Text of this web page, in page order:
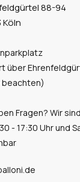
88-94
über
beachten)
Fragen? Wir
- 17:30 Uhr und